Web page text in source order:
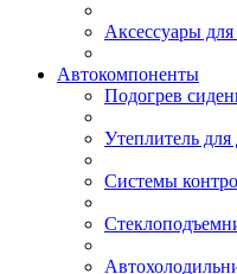
Аксессуары
Автокомпоненты
Подогрев
Утеплитель для
Системы